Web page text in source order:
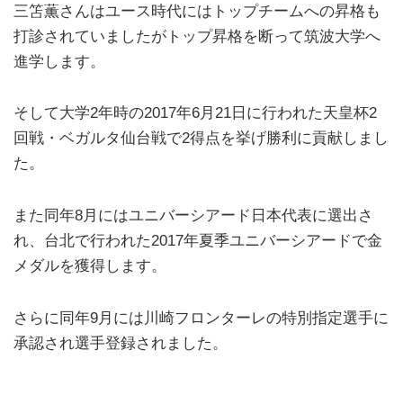
三笘薫さんはユース時代にはトップチームへの昇格も
打診されていましたがトップ昇格を断って筑波大学へ
進学します。
そして大学2年時の2017年6月21日に行われた天皇杯2
回戦・ベガルタ仙台戦で2得点を挙げ勝利に貢献しまし
た。
また同年8月にはユニバーシアード日本代表に選出さ
れ、台北で行われた2017年夏季ユニバーシアードで金
メダルを獲得します。
さらに同年9月には川崎フロンターレの特別指定選手に
承認され選手登録されました。